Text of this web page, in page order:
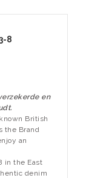
8
en
British
the Brand
an
in the East
denim